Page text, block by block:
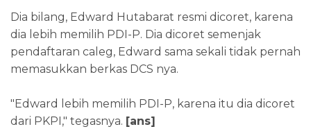
Dia bilang, Edward Hutabarat resmi dicoret, karena
dia lebih memilih PDI-P. Dia dicoret semenjak
pendaftaran caleg, Edward sama sekali tidak pernah
memasukkan berkas DCS nya.
"Edward lebih memilih PDI-P, karena itu dia dicoret
dari PKPI," tegasnya. [ans]